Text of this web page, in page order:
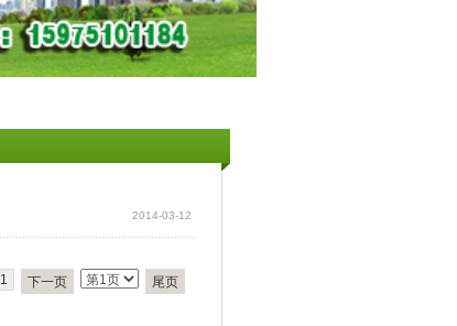
2014-03-12
1 下一页 尾页